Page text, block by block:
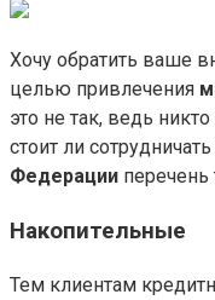
Хочу обратить ваше
целью привлечения
это не так, ведь
стоит ли
Федерации
Накопительные
Тем клиентам